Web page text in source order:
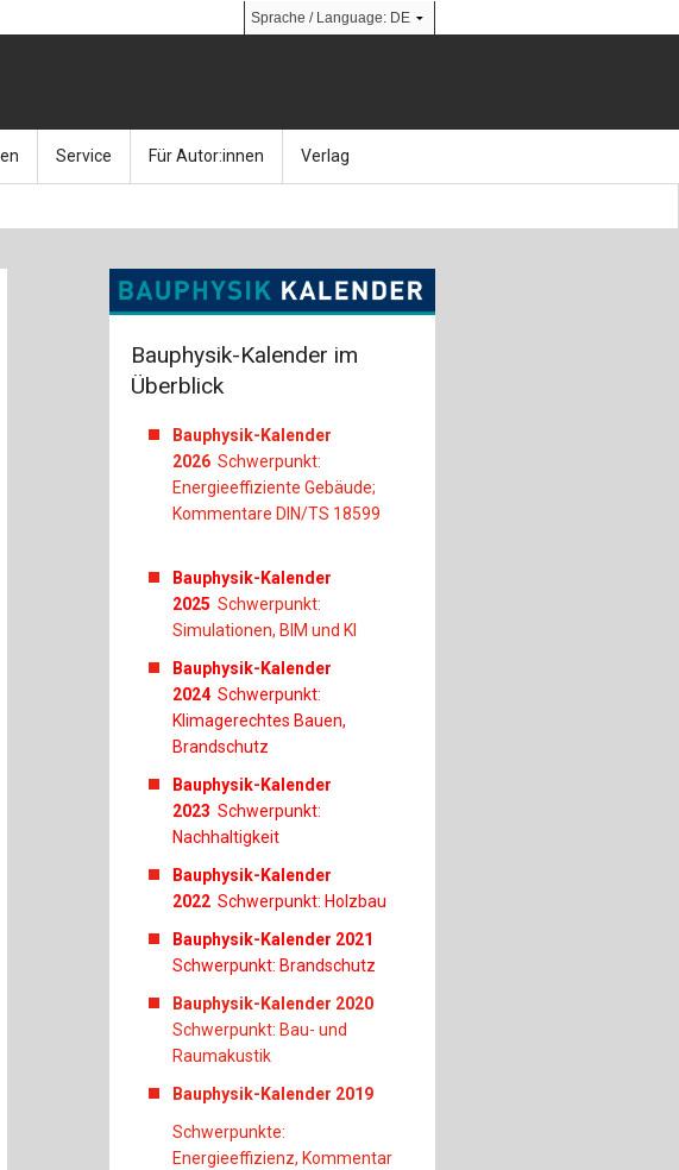
Glasbau
Grundlagen
Holzbau
Ingenieurbau
Mauerwerkbau
Verbundbau
Service
Newsletter & Social Media
Wiley Online Library
Für Autor:innen
Kalender
Zeitschriften
Verlag
Ansprechpartner:innen
So finden Sie uns
Ingenieurbaupreis
Studentenförderung
Bauphysik-Kalender im
Überblick
Bauphysik-Kalender
2026Schwerpunkt:
Energieeffiziente Gebäude;
Kommentare DIN/TS 18599
Bauphysik-Kalender
2025Schwerpunkt:
Simulationen, BIM und KI
Bauphysik-Kalender
2024Schwerpunkt:
Klimagerechtes Bauen,
Brandschutz
Bauphysik-Kalender
2023Schwerpunkt:
Nachhaltigkeit
Bauphysik-Kalender
2022Schwerpunkt: Holzbau
Bauphysik-Kalender 2021
Schwerpunkt: Brandschutz
Bauphysik-Kalender 2020
Schwerpunkt: Bau- und
Raumakustik
Bauphysik-Kalender 2019
Schwerpunkte:
Energieeffizienz, Kommentar